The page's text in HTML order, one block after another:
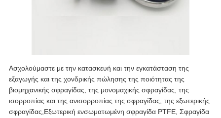
Ασχολούμαστε με την κατασκευή και την εγκατάσταση της
εξαγωγής και της χονδρικής πώλησης της ποιότητας της
βιομηχανικής σφραγίδας, της μονομαχικής σφραγίδας, της
ισορροπίας και της ανισορροπίας της σφραγίδας, της εξωτερικής
σφραγίδας,Εξωτερική ενσωματωμένη σφραγίδα PTFE, Σφραγίδα